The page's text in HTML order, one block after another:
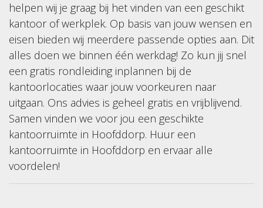
helpen wij je graag bij het vinden van een geschikt
kantoor of werkplek. Op basis van jouw wensen en
eisen bieden wij meerdere passende opties aan. Dit
alles doen we binnen één werkdag! Zo kun jij snel
een gratis rondleiding inplannen bij de
kantoorlocaties waar jouw voorkeuren naar
uitgaan. Ons advies is geheel gratis en vrijblijvend.
Samen vinden we voor jou een geschikte
kantoorruimte in Hoofddorp. Huur een
kantoorruimte in Hoofddorp en ervaar alle
voordelen!